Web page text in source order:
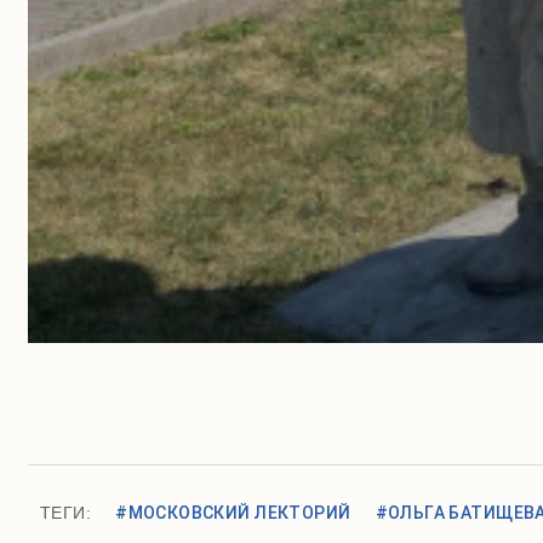
ТЕГИ: #МОСКОВСКИЙ ЛЕКТОРИЙ #ОЛЬГА